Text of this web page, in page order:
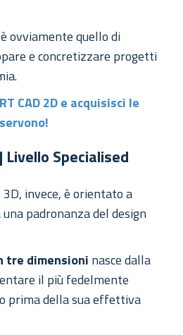
ovviamente quello di
e concretizzare progetti
CAD 2D e acquisisci le
Livello Specialised
3D, invece, è orientato a
padronanza del design
tre dimensioni nasce dalla
il più fedelmente
prima della sua effettiva